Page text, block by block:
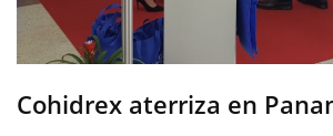
Cohidrex aterriza en